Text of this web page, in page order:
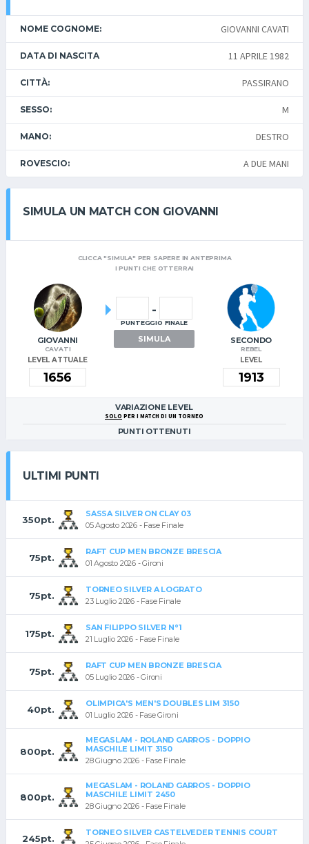
NOME COGNOME: GIOVANNI CAVATI
DATA DI NASCITA 11 APRILE 1982
CITTÀ: PASSIRANO
SESSO: M
MANO: DESTRO
ROVESCIO: A DUE MANI
SIMULA UN MATCH CON GIOVANNI
CLICCA "SIMULA" PER SAPERE IN ANTEPRIMA
I PUNTI CHE OTTERRAI
GIOVANNI
CAVATI
LEVEL ATTUALE
-
PUNTEGGIO FINALE
SIMULA SECONDO
REBEL
LEVEL
VARIAZIONE LEVEL
SOLO PER I MATCH DI UN TORNEO
PUNTI OTTENUTI
ULTIMI PUNTI
350pt.
SASSA SILVER ON CLAY 03
05 Agosto 2026 - Fase Finale
75pt.
RAFT CUP MEN BRONZE BRESCIA
01 Agosto 2026 - Gironi
75pt.
TORNEO SILVER A LOGRATO
23 Luglio 2026 - Fase Finale
175pt.
SAN FILIPPO SILVER N°1
21 Luglio 2026 - Fase Finale
75pt.
RAFT CUP MEN BRONZE BRESCIA
05 Luglio 2026 - Gironi
40pt.
OLIMPICA'S MEN'S DOUBLES LIM 3150
01 Luglio 2026 - Fase Gironi
800pt.
MEGASLAM - ROLAND GARROS - DOPPIO
MASCHILE LIMIT 3150
28 Giugno 2026 - Fase Finale
800pt.
MEGASLAM - ROLAND GARROS - DOPPIO
MASCHILE LIMIT 2450
28 Giugno 2026 - Fase Finale
245pt.
TORNEO SILVER CASTELVEDER TENNIS COURT